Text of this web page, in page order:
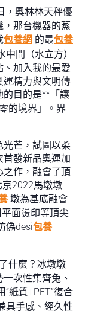
，奧林林天秤優
那台機器的蒸
包養網 的最包養
中間（水立方）
加入我的最愛
運精力與文明傳
的目的是**「讓
的境界」。界
光芒，試圖以柔
發新品奧運加
之作，融會了頂
2022馬墩墩
墩為基底融會
面燙印等頂尖
偽desi包養
了什麼？冰墩墩
次性集齊兔、
紙質+PET”復合
具手感、經久性